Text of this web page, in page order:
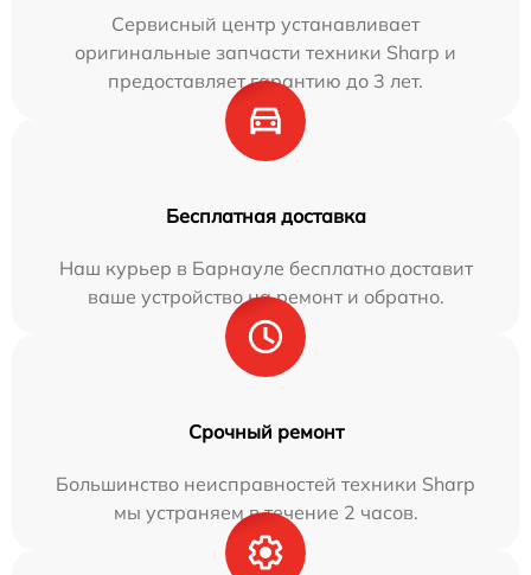
Сервисный центр устанавливает
оригинальные запчасти техники Sharp и
предоставляет гарантию до 3 лет.
Бесплатная доставка
Наш курьер в Барнауле бесплатно доставит
ваше устройство на ремонт и обратно.
Срочный ремонт
Большинство неисправностей техники Sharp
мы устраняем в течение 2 часов.